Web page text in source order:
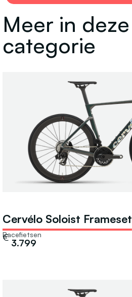
Meer in deze
categorie
Cervélo Soloist Frameset
Racefietsen
3.799
€